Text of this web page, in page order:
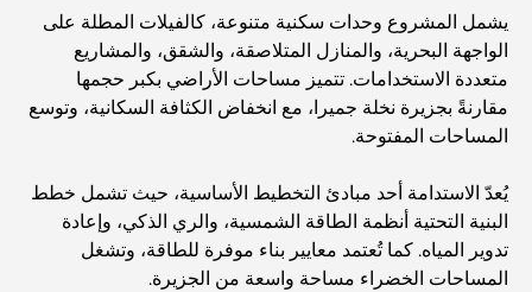
and a Smarter Metro Network
أفضل المقاهي في دبي بإطلالة خلابة: مزيج مثالي من المذاق
الرائع والمناظر الطبيعية الساحرة
مطاعم بإطلالة على برج العرب: تجربة طعام استثنائية في دبي
دليل شامل لأندية شاطئ نخلة جميرا لعام 2026
يشمل المشروع وحدات سكنية متنوعة، كالفيلات المطلة على
الواجهة البحرية، والمنازل المتلاصقة، والشقق، والمشاريع
متعددة الاستخدامات. تتميز مساحات الأراضي بكبر حجمها
مقارنةً بجزيرة نخلة جميرا، مع انخفاض الكثافة السكانية، وتوسع
المساحات المفتوحة.
يُعدّ الاستدامة أحد مبادئ التخطيط الأساسية، حيث تشمل خطط
البنية التحتية أنظمة الطاقة الشمسية، والري الذكي، وإعادة
تدوير المياه. كما تُعتمد معايير بناء موفرة للطاقة، وتشغل
المساحات الخضراء مساحة واسعة من الجزيرة.